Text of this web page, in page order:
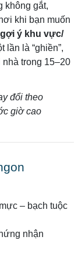
không gắt,
khi bạn muốn
ý khu vực/
lần là “ghiền”,
trong 15–20
đổi theo
giờ cao
– bạch tuộc
nhận